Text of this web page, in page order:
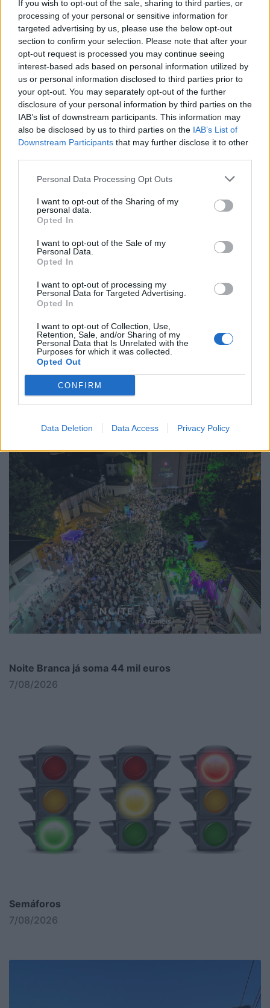
If you wish to opt-out of the sale, sharing to third parties, or
processing of your personal or sensitive information for
targeted advertising by us, please use the below opt-out
section to confirm your selection. Please note that after your
opt-out request is processed you may continue seeing
interest-based ads based on personal information utilized by
us or personal information disclosed to third parties prior to
your opt-out. You may separately opt-out of the further
disclosure of your personal information by third parties on the
IAB’s list of downstream participants. This information may
also be disclosed by us to third parties on the IAB’s List of
Downstream Participants that may further disclose it to other
Personal Data Processing Opt Outs
I want to opt-out of the Sharing of my
personal data.
Opted In
I want to opt-out of the Sale of my
Personal Data.
Opted In
I want to opt-out of processing my
Personal Data for Targeted Advertising.
Opted In
I want to opt-out of Collection, Use,
Retention, Sale, and/or Sharing of my
Personal Data that Is Unrelated with the
Purposes for which it was collected.
Opted Out
CONFIRM
Data Deletion Data Access Privacy Policy
Comentar
Últimas Notícias
Placa improvisada pede civismo, sacos respondem
no passeio
7/08/2026
Noite Branca já soma 44 mil euros
7/08/2026
Semáforos
7/08/2026